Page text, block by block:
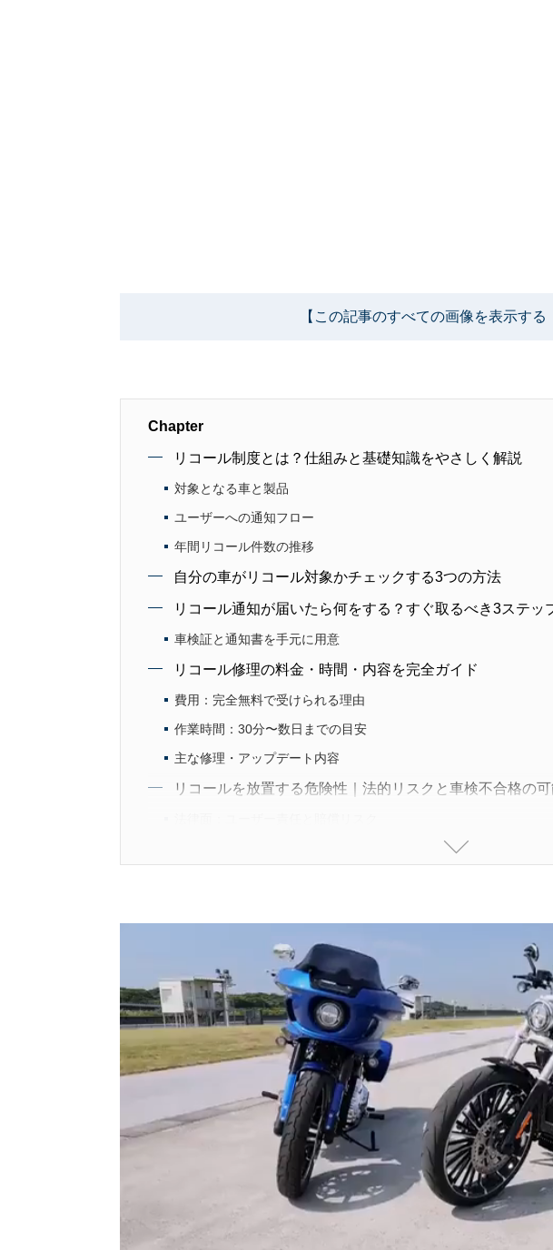
【この記事のすべての画像を表示する
Chapter
リコール制度とは？仕組みと基礎知識をやさしく解説
対象となる車と製品
ユーザーへの通知フロー
年間リコール件数の推移
自分の車がリコール対象かチェックする3つの方法
リコール通知が届いたら何をする？すぐ取るべき3ステッ
車検証と通知書を手元に用意
リコール修理の料金・時間・内容を完全ガイド
費用：完全無料で受けられる理由
作業時間：30分〜数日までの目安
主な修理・アップデート内容
リコールを放置する危険性｜法的リスクと車検不合格の
過去の大規模リコール事例から学ぶ安全対策
世界最大規模：タカタ製エアバッグ問題
ハイブリッド車：トヨタ・プリウス他の制御不具合
教訓：三菱自動車のリコール隠し
【まとめ】リコール対応で愛車と安全を守るポイント